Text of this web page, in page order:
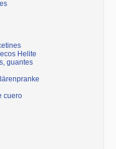
Helite
guantes
cuero